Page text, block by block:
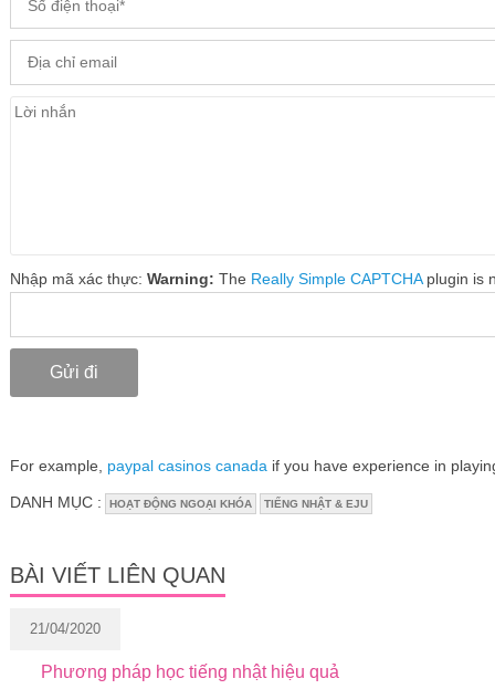
Nhập mã xác thực: Warning: The Really Simple CAPTCHAplugin is
For example, paypal casinos canada if you have experience in
DANH MỤC : HOẠT ĐỘNG NGOẠI KHÓA TIẾNG NHẬT & EJU
BÀI VIẾT LIÊN QUAN
21/04/2020
Phương pháp học tiếng nhật hiệu quả